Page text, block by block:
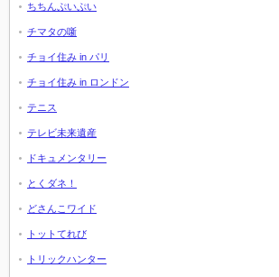
ちちんぷいぷい
チマタの噺
チョイ住み in パリ
チョイ住み in ロンドン
テニス
テレビ未来遺産
ドキュメンタリー
とくダネ！
どさんこワイド
トットてれび
トリックハンター